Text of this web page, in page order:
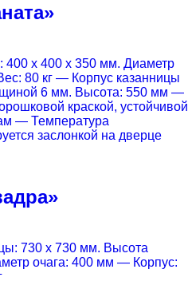
400 x 400 x 350 мм. Диаметр
80 кг — Корпус казанницы
6 мм. Высота: 550 мм —
краской, устойчивой
— Температура
заслонкой на дверце
730 х 730 мм. Высота
очага: 400 мм — Корпус: